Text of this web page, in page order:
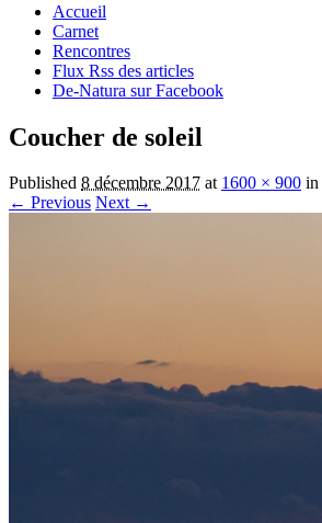
Accueil
Carnet
Rencontres
Flux Rss des articles
De-Natura sur Facebook
Coucher de soleil
Published 8 décembre 2017 at 1600 × 900 in
← Previous Next →